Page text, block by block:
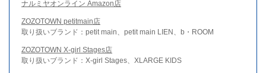
ナルミヤオンライン Amazon店
ZOZOTOWN petitmain店
取り扱いブランド：petit main、petit main LIEN、b・ROOM
ZOZOTOWN X-girl Stages店
取り扱いブランド：X-girl Stages、XLARGE KIDS